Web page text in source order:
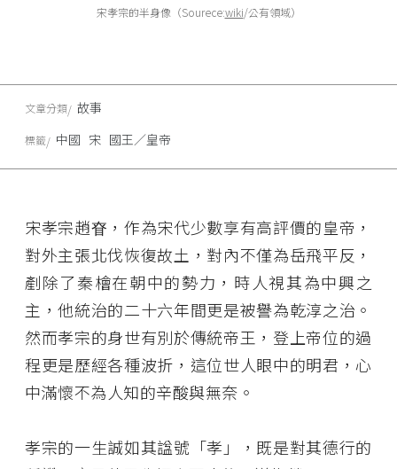
宋孝宗的半身像（Sourece:wiki/公有領域）
宋孝宗趙眘，作為宋代少數享有高評價的皇帝，
對外主張北伐恢復故土，對內不僅為岳飛平反，
剷除了秦檜在朝中的勢力，時人視其為中興之
主，他統治的二十六年間更是被譽為乾淳之治。
然而孝宗的身世有別於傳統帝王，登上帝位的過
程更是歷經各種波折，這位世人眼中的明君，心
中滿懷不為人知的辛酸與無奈。
孝宗的一生誠如其諡號「孝」，既是對其德行的
文章分類 故事
標籤 中國 宋 國王／皇帝